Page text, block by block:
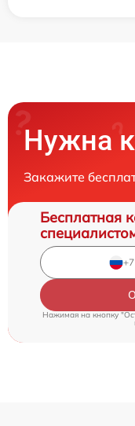
Нужна
Закажите
Бесплатная
Нажимая на кнопку